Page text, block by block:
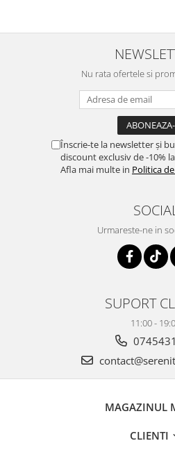
Nu rata ofertele si
Înscrie-te la newsletter și
discount exclusiv de -10%
Afla mai multe in Politica
Urmareste-ne in
SUPORT
11:00 -
MAGAZINUL
CLIENTI